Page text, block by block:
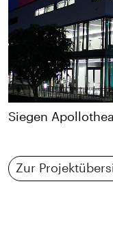
Siegen
Zur